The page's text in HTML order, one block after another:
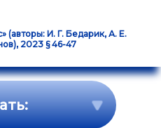
(авторы: И. Г. Бедарик, А. Е.
2023 § 46-47